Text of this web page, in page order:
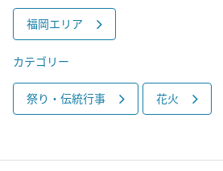
福岡エリア
カテゴリー
祭り・伝統行事 花火